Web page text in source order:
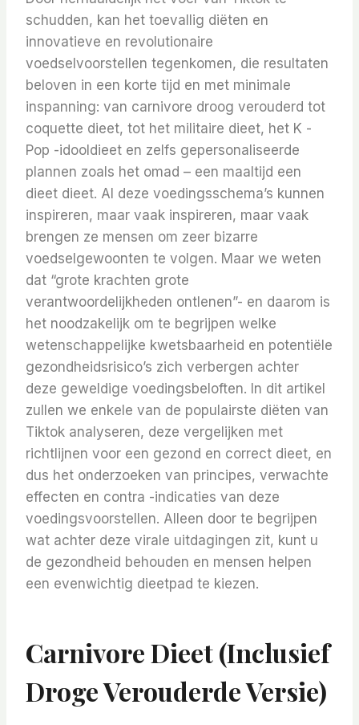
schudden, kan het toevallig diëten en
innovatieve en revolutionaire
voedselvoorstellen tegenkomen, die resultaten
beloven in een korte tijd en met minimale
inspanning: van carnivore droog verouderd tot
coquette dieet, tot het militaire dieet, het K -
Pop -idooldieet en zelfs gepersonaliseerde
plannen zoals het omad – een maaltijd een
dieet dieet. Al deze voedingsschema’s kunnen
inspireren, maar vaak inspireren, maar vaak
brengen ze mensen om zeer bizarre
voedselgewoonten te volgen. Maar we weten
dat “grote krachten grote
verantwoordelijkheden ontlenen”- en daarom is
het noodzakelijk om te begrijpen welke
wetenschappelijke kwetsbaarheid en potentiële
gezondheidsrisico’s zich verbergen achter
deze geweldige voedingsbeloften. In dit artikel
zullen we enkele van de populairste diëten van
Tiktok analyseren, deze vergelijken met
richtlijnen voor een gezond en correct dieet, en
dus het onderzoeken van principes, verwachte
effecten en contra -indicaties van deze
voedingsvoorstellen. Alleen door te begrijpen
wat achter deze virale uitdagingen zit, kunt u
de gezondheid behouden en mensen helpen
een evenwichtig dieetpad te kiezen.
Carnivore Dieet (inclusief
Droge Verouderde Versie)